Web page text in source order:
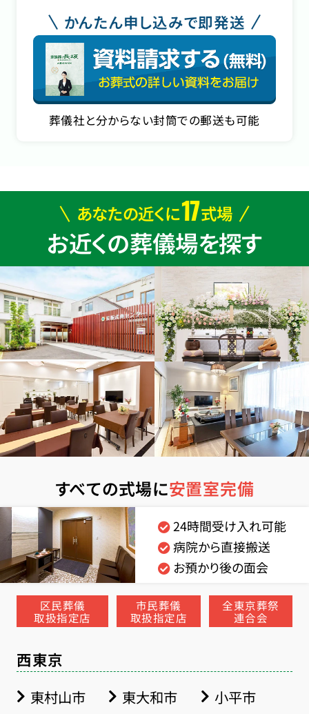
かんたん申し込みで即発送
葬儀社と分からない封筒での郵送も可能
あなたの近くに17式場
お近くの葬儀場を探す
すべての式場に安置室完備
24時間受け入れ可能
病院から直接搬送
お預かり後の面会
区民葬儀
取扱指定店
市民葬儀
取扱指定店
全東京葬祭
連合会
西東京
東村山市 東大和市
小平市